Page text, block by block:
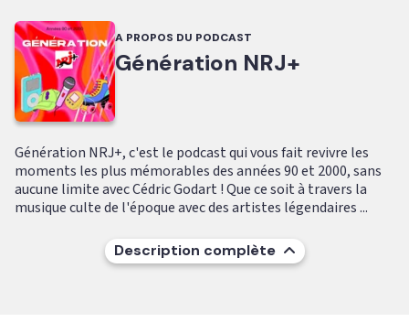
A PROPOS DU PODCAST
Génération NRJ+
Génération NRJ+, c'est le podcast qui vous fait revivre les
moments les plus mémorables des années 90 et 2000, sans
aucune limite avec Cédric Godart ! Que ce soit à travers la
musique culte de l'époque avec des artistes légendaires ...
Description complète